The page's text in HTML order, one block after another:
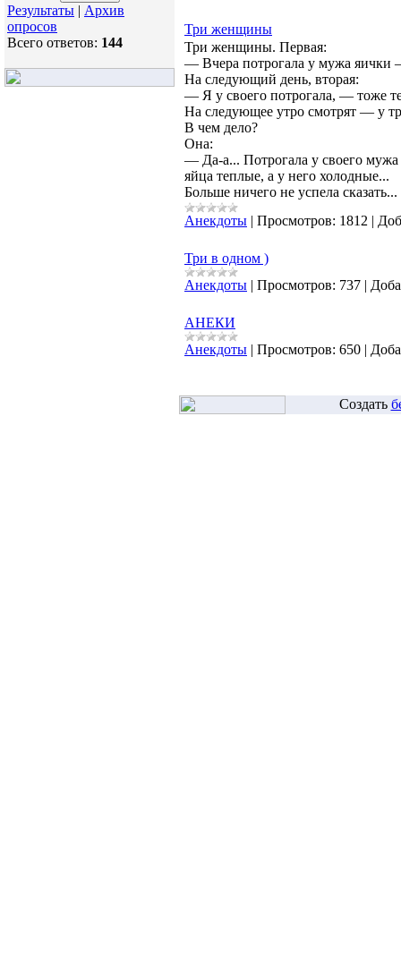
Результаты | Архив
опросов
Всего ответов: 144
Три женщины
Три женщины. Первая:
— Вчера потрогала у мужа яички
На следующий день, вторая:
— Я у своего потрогала, — тоже
На следующее утро смотрят — у
В чем дело?
Она:
— Да-а... Потрогала у своего мужа
яйца теплые, а у него холодные...
Больше ничего не успела сказать...
Анекдоты | Просмотров: 1812 |
Три в одном )
Анекдоты | Просмотров: 737 |
АНЕКИ
Анекдоты | Просмотров: 650 |
Создать